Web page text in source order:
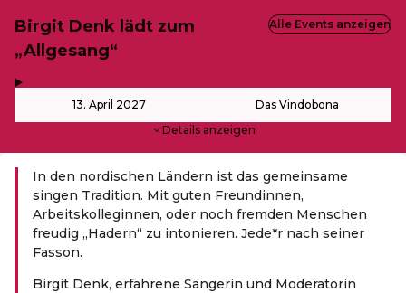
Birgit Denk lädt zum
„Allgesang“
13. April 2027 Das Vindobona
Details anzeigen
Alle Events anzeigen
In den nordischen Ländern ist das gemeinsame
singen Tradition. Mit guten Freundinnen,
Arbeitskolleginnen, oder noch fremden Menschen
freudig „Hadern“ zu intonieren. Jede*r nach seiner
Fasson.
Bir­git Denk, erfah­re­ne Sän­ge­rin und Mode­ra­to­rin